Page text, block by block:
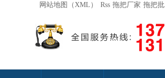
网站地图（XML） Rss 拖把厂家 拖把